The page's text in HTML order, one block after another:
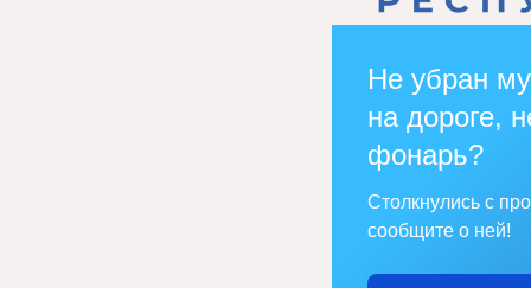
Не убран
на дороге,
фонарь?
Столкнулись с
сообщите о ней!